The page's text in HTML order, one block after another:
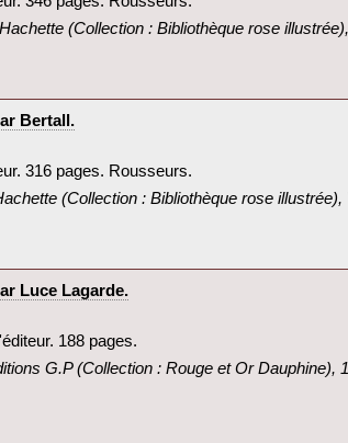
(Collection : Bibliothèque rose
Bertall.‎
316 pages. Rousseurs.‎
(Collection : Bibliothèque rose illustrée),
Luce Lagarde.‎
188 pages.‎
G.P (Collection : Rouge et Or Dauphine),